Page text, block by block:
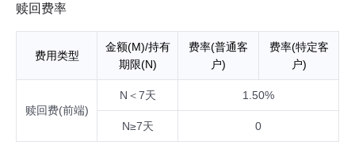
赎回费率
费用类型
金额(M)/持有
期限(N)
费率(普通客
户)
费率(特定客
户)
赎回费(前端)
N＜7天 1.50%
N≥7天 0